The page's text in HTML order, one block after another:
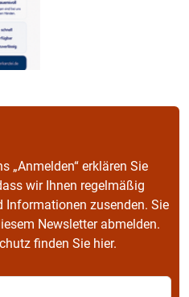
„Anmelden“ erklären Sie
wir Ihnen regelmäßig
Informationen zusenden. Sie
Newsletter abmelden.
finden Sie hier.